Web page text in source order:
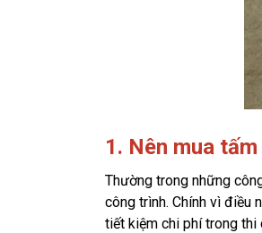
1. Nên mua
Thường trong những
công trình. Chính vì điều
tiết kiệm chi phí trong thi